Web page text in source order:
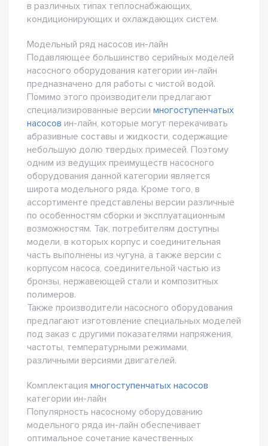
в различных типах теплоснабжающих,
кондиционирующих и охлаждающих систем.
Модельный ряд насосов ин-лайн
Подавляющее большинство серийных моделей
насосного оборудования категории ин-лайн
предназначено для работы с чистой водой.
Помимо этого производители предлагают
специализированные версии многоступенчатых
насосов ин-лайн, которые могут перекачивать
абразивные составы и жидкости, содержащие
небольшую долю твердых примесей. Поэтому
одним из ведущих преимуществ насосного
оборудования данной категории является
широта модельного ряда. Кроме того, в
ассортименте представлены версии различные
по особенностям сборки и эксплуатационным
возможностям. Так, потребителям доступны
модели, в которых корпус и соединительная
часть выполнены из чугуна, а также версии с
корпусом насоса, соединительной частью из
бронзы, нержавеющей стали и композитных
полимеров.
Также производители насосного оборудования
предлагают изготовление специальных моделей
под заказ с другими показателями напряжения,
частоты, температурными режимами,
различными версиями двигателей.
Комплектация многоступенчатых насосов
категории ин-лайн
Популярность насосному оборудованию
модельного ряда ин-лайн обеспечивает
оптимальное сочетание качественных